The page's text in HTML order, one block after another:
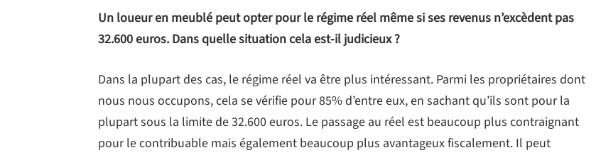
Un loueur en meublé peut opter pour le régime réel même si ses revenus n’excèdent pas
32.600 euros. Dans quelle situation cela est-il judicieux ?
Dans la plupart des cas, le régime réel va être plus intéressant. Parmi les propriétaires dont
nous nous occupons, cela se vérifie pour 85% d’entre eux, en sachant qu’ils sont pour la
plupart sous la limite de 32.600 euros. Le passage au réel est beaucoup plus contraignant
pour le contribuable mais également beaucoup plus avantageux fiscalement. Il peut